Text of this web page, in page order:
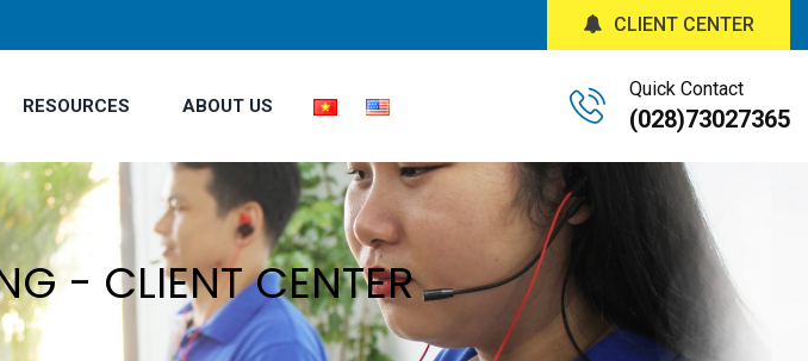
CLIENT CENTER
RESOURCES ABOUT US
Quick Contact
(028)73027365
- CLIENT CENTER